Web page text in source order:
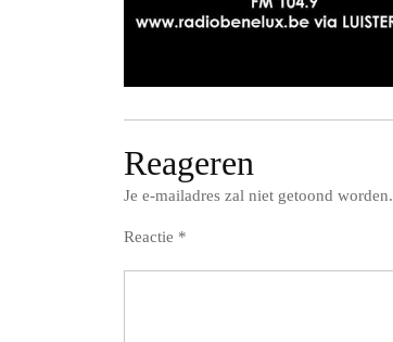
Reageren
Je e-mailadres zal niet getoond worden.
Reactie *